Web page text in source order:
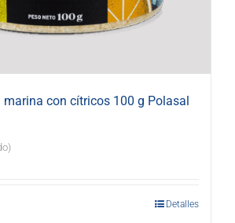
marina con cítricos 100 g Polasal
Detalles